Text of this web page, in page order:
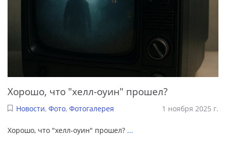
Хорошо, что "хелл-оуин" прошел?
Новости, Фото, Фотогалерея 1 ноября 2025 г.
Хорошо, что "хелл-оуин" прошел? ...